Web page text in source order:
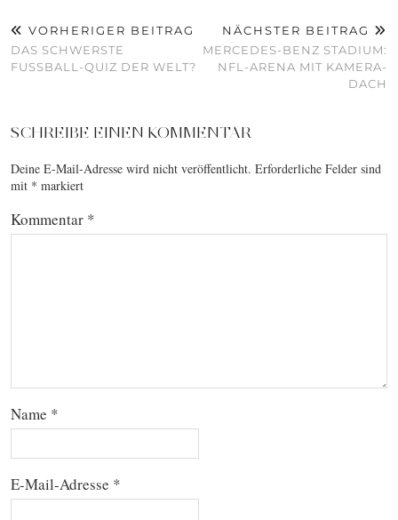
VORHERIGER BEITRAG
DAS SCHWERSTE
FUSSBALL-QUIZ DER WELT?
NÄCHSTER BEITRAG
MERCEDES-BENZ STADIUM:
NFL-ARENA MIT KAMERA-
DACH
SCHREIBE EINEN KOMMENTAR
Deine E-Mail-Adresse wird nicht veröffentlicht. Erforderliche Felder sind
mit * markiert
Kommentar *
Name *
E-Mail-Adresse *